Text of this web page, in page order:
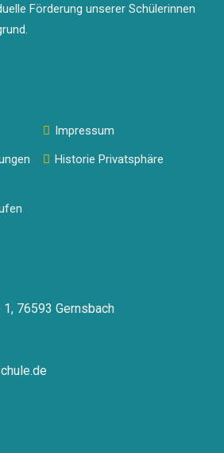
Förderung unserer Schülerinnen
Impressum
Historie Privatsphäre
76593 Gernsbach